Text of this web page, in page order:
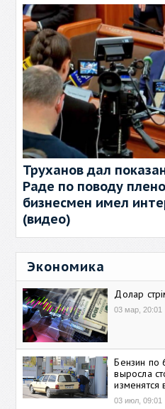
Труханов дал
Раде по поводу
бизнесмен имел
(видео)
Экономика
Долар
03 мар, 20:01
Бензин по
выросла
изменятся
03 июл, 09:01